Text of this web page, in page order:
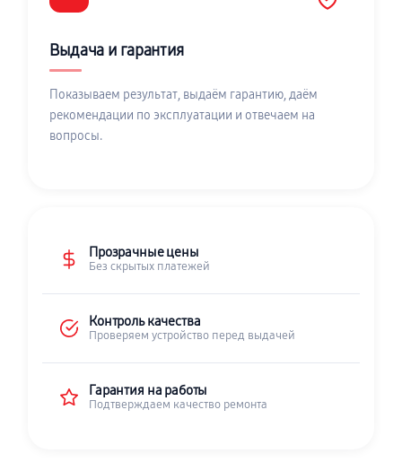
Выдача и гарантия
Показываем результат, выдаём гарантию, даём
рекомендации по эксплуатации и отвечаем на
вопросы.
Прозрачные цены
Без скрытых платежей
Контроль качества
Проверяем устройство перед выдачей
Гарантия на работы
Подтверждаем качество ремонта